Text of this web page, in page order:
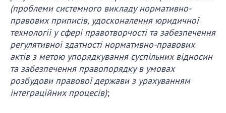
АКАДЕМІЯ КОМЕНТУЄ
КОНТАКТИ
ПРОФСПІЛКА НАН УКРАЇНИ
КАБІНЕТ
(проблеми системного викладу нормативно-
правових приписів, удосконалення юридичної
технології у сфері правотворчості та забезпечення
регулятивної здатності нормативно-правових
актів з метою упорядкування суспільних відносин
та забезпечення правопорядку в умовах
розбудови правової держави з урахуванням
інтеграційних процесів);